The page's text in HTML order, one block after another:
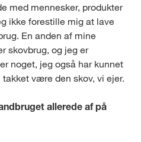
med mennesker, produkter
ikke forestille mig at lave
En anden af mine
skovbrug, og jeg er
noget, jeg også har kunnet
være den skov, vi ejer.
allerede af på